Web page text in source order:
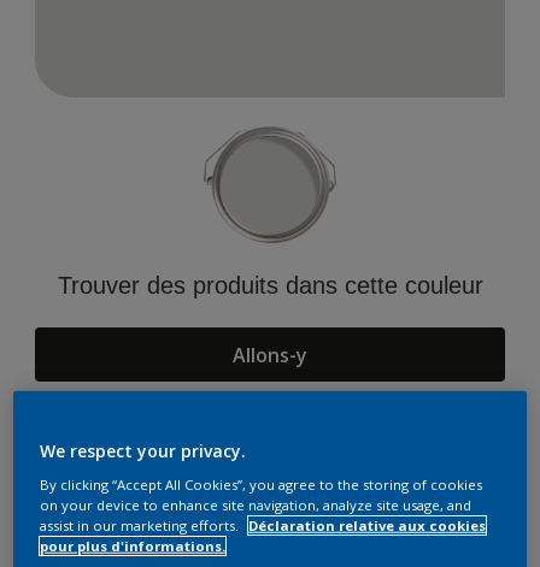
Trouver des produits dans cette couleur
Allons-y
Suggestions d'Harmonies
We respect your privacy.
By clicking “Accept All Cookies”, you agree to the storing of cookies
on your device to enhance site navigation, analyze site usage, and
assist in our marketing efforts.
Déclaration relative aux cookies
pour plus d'informations.